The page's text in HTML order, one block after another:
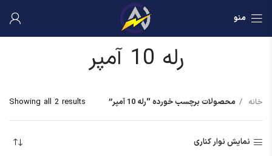
منو
رله 10 آمپر
خانه محصولات برچسب خورده “رله 10 آمپر” Showing all 2 results
نمایش نوار کناری